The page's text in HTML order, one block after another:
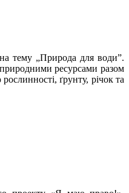
на тему „Природа для води”.
ресурсами разом
ґрунту, річок та